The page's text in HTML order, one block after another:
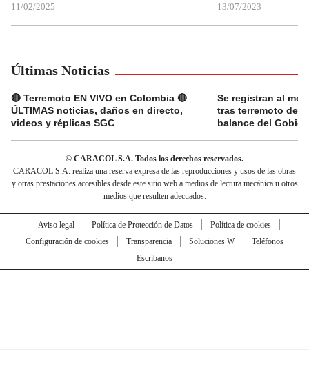
11/02/2025 13/07/2023
Últimas Noticias
🔴 Terremoto EN VIVO en Colombia 🔴
ÚLTIMAS noticias, daños en directo,
videos y réplicas SGC
Se registran al
tras terremoto de
balance del
© CARACOL S.A. Todos los derechos reservados.
CARACOL S.A. realiza una reserva expresa de las reproducciones y usos de las obras
y otras prestaciones accesibles desde este sitio web a medios de lectura mecánica u otros
medios que resulten adecuados.
Aviso legal Política de Protección de Datos
Política de cookies
Configuración de cookies
Transparencia Soluciones W
Teléfonos
Escríbanos